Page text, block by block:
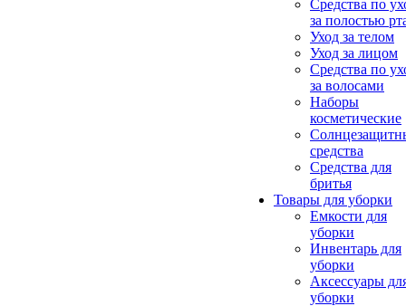
Средства по
за полостью
Уход за телом
Уход за лицом
Средства по
за волосами
Наборы
косметические
средства
Средства для
бритья
Товары для уборки
Емкости для
уборки
Инвентарь для
уборки
Аксессуары
уборки